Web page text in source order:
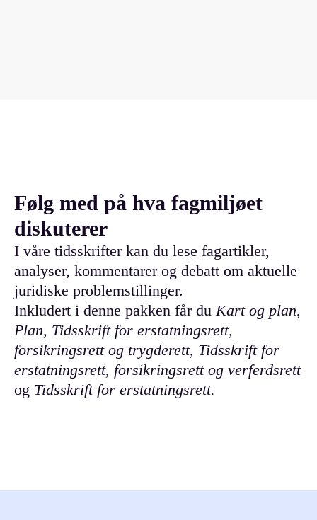
Følg med på hva fagmiljøet
diskuterer
I våre tidsskrifter kan du lese fagartikler,
analyser, kommentarer og debatt om aktuelle
juridiske problemstillinger.
Inkludert i denne pakken får duKart og plan,
Plan, Tidsskrift for erstatningsrett,
forsikringsrett og trygderett, Tidsskrift for
erstatningsrett, forsikringsrett og verferdsrett
og Tidsskrift for erstatningsrett.